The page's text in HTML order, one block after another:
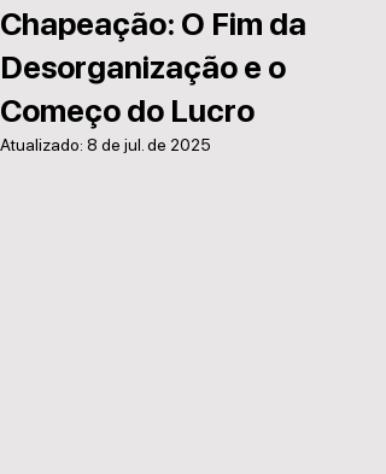
Chapeação: O Fim da
Desorganização e o
Começo do Lucro
Atualizado: 8 de jul. de 2025